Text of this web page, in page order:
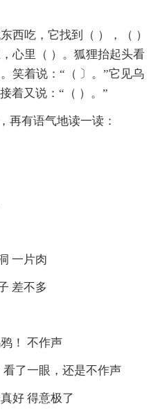
西吃，它找到（ ），（ ）
心里（ ）。狐狸抬起头看
笑着说：“（ 〕。”它见乌
着又说：“（ ）。”
再有语气地读一读：
一片肉
差不多
！ 不作声
了一眼，还是不作声
好 得意极了